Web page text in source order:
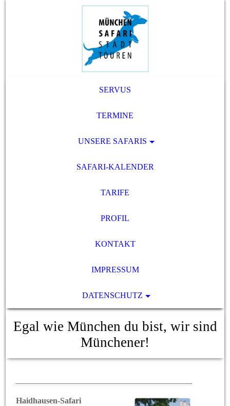
SERVUS
TERMINE
UNSERE SAFARIS
SAFARI-KALENDER
TARIFE
PROFIL
KONTAKT
IMPRESSUM
DATENSCHUTZ
Egal wie München du bist, wir sind
Münchener!
Haidhausen-Safari